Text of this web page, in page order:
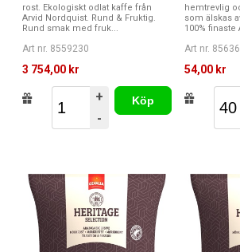
rost. Ekologiskt odlat kaffe från
Arvid Nordquist. Rund & Fruktig.
Rund smak med fruk...
Art nr. 8559230
3 754,00 kr
+
-
Köp
hemtrevlig
som älskas
100%
Art nr.
54,00 kr